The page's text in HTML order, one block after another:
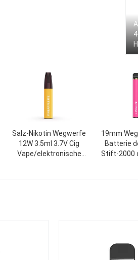
Salz-Nikotin Wegwerfe
12W 3.5ml 3.7V Cig
Vape/elektronische
19mm
Batterie
Stift-2000